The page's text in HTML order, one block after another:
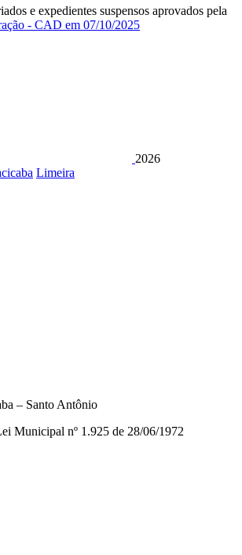
e expedientes suspensos aprovados pela
- CAD em 07/10/2025
2026
por categoria:
Filtrar por categoria:
Limeira
– Santo Antônio
Municipal nº 1.925 de 28/06/1972